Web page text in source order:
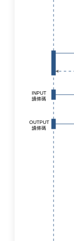
INPUT
讀條碼
OUTPUT
讀條碼